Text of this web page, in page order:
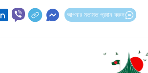
আপনার মতামত প্রদান করুন